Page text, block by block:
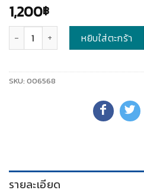
1,200฿
หยิบใส่ตะกร้า
SKU: 006568
รายละเอียด